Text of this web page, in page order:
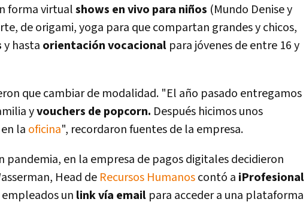
forma virtualshows en vivo para niños (Mundo Denise y
de origami, yoga para que compartan grandes y chicos,
y hasta orientación vocacional para jóvenes de entre 16 y
que cambiar de modalidad. "El año pasado entregamos
yvouchers de popcorn. Después hicimos unos
la oficina", recordaron fuentes de la empresa.
pandemia, en la empresa de pagos digitales decidieron
Head de Recursos Humanoscontó a iProfesional
un link vía email para acceder a una plataforma